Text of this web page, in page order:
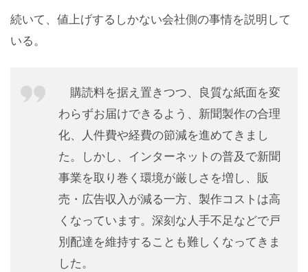
続いて、値上げするしかない会社側の事情を説明して
いる。
購読料を据え置きつつ、良質な紙面を変
わらずお届けできるよう、新聞製作の合理
化、人件費や経費の節減を進めてきまし
た。しかし、インターネットの普及で新聞
事業を取り巻く環境が厳しさを増し、販
売・広告収入が減る一方、製作コストは高
くなっています。深刻な人手不足などで戸
別配達を維持することも難しくなってきま
した。